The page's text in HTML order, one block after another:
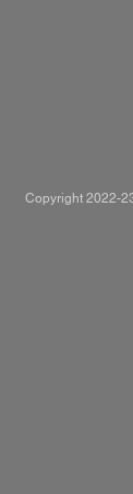
Copyright 2022-